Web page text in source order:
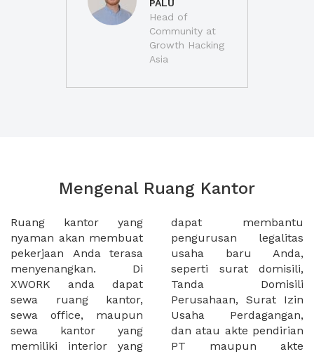
PALU
Head of
Community at
Growth Hacking
Asia
Mengenal Ruang Kantor
Ruang kantor yang
nyaman akan membuat
pekerjaan Anda terasa
menyenangkan. Di
XWORK anda dapat
sewa ruang kantor,
sewa office, maupun
sewa kantor yang
memiliki interior yang
dapat membantu
pengurusan legalitas
usaha baru Anda,
seperti surat domisili,
Tanda Domisili
Perusahaan, Surat Izin
Usaha Perdagangan,
dan atau akte pendirian
PT maupun akte